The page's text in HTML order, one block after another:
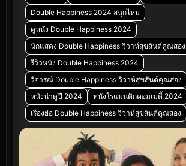
Double Happiness 2024 สนุกไหม
ดูหนัง Double Happiness 2024
นักแสดง Double Happiness วิวาห์สุขสันต์คูณสอง
รีวิวหนัง Double Happiness 2024
วิจารณ์ Double Happiness วิวาห์สุขสันต์คูณสอง
หนังน่าดูปี 2024
หนังโรแมนติกคอมเมดี้ 2024
เรื่องย่อ Double Happiness วิวาห์สุขสันต์คูณสอง